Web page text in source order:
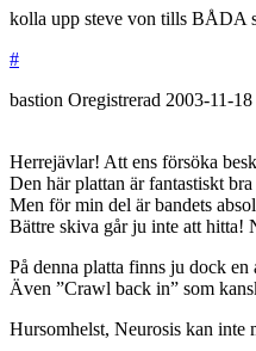
kolla upp steve von tills BÅDA
#
bastion Oregistrerad 2003-11-18
Herrejävlar! Att ens försöka
Den här plattan är fantastiskt
Men för min del är bandets
Bättre skiva går ju inte att hitta!
På denna platta finns ju dock
Även ”Crawl back in” som
Hursomhelst, Neurosis kan inte